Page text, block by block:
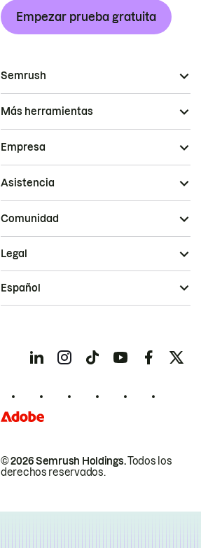
Empezar prueba gratuita
Semrush
Más herramientas
Empresa
Asistencia
Comunidad
© 2026 Semrush Holdings.Todos los
derechos reservados.
Legal
Español